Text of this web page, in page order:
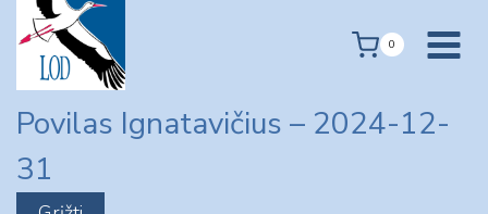
content
0
Povilas Ignatavičius – 2024-12-
31